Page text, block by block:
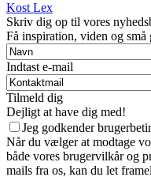
Kost Lex
Skriv dig op til vores
Få inspiration, viden og
Indtast e-mail
Tilmeld dig
Dejligt at have dig med!
Jeg godkender
Når du vælger at modtage
både vores brugervilkår og
mails fra os, kan du let